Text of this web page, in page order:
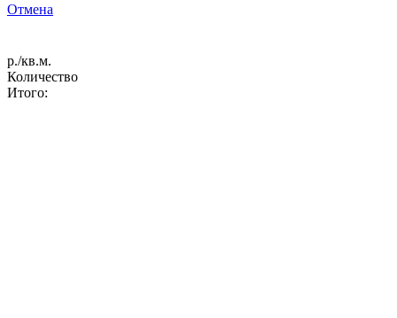
Отмена
р./кв.м.
Количество
Итого: